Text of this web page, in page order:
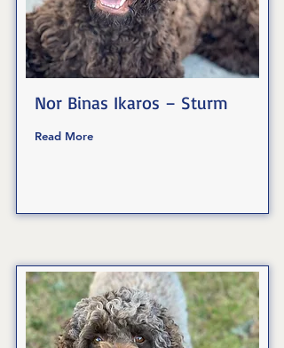
Nor Binas Ikaros – Sturm
Read More